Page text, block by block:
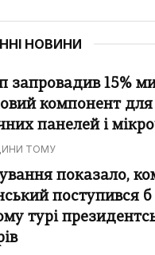
НОВИНИ
запровадив 15%
компонент для
панелей і
ТОМУ
показало,
поступився б
турі